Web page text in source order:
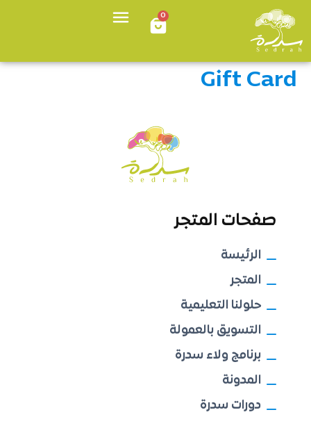
0
Gift Card
صفحات المتجر
الرئيسة
المتجر
حلولنا التعليمية
التسويق بالعمولة
برنامج ولاء سدرة
المدونة
دورات سدرة